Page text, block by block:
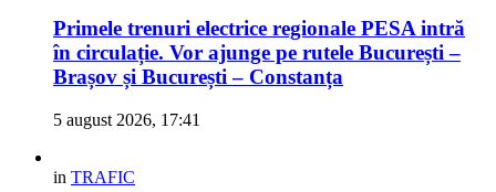
Primele trenuri electrice regionale PESA intră
în circulație. Vor ajunge pe rutele București –
Brașov și București – Constanța
5 august 2026, 17:41
in TRAFIC